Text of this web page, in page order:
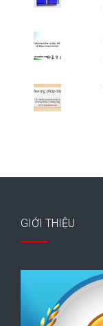
GIỚI THIỆU